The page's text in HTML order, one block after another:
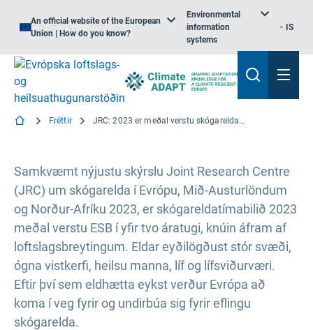
An official website of the European
Union | How do you know?
Environmental
information
systems
IS
Fréttir JRC: 2023 er meðal verstu skógareldaára Evrópu, en 2024 færir smá léttir
Samkvæmt nýjustu skýrslu Joint Research Centre
(JRC) um skógarelda í Evrópu, Mið-Austurlöndum
og Norður-Afríku 2023, er skógareldatímabilið 2023
meðal verstu ESB í yfir tvo áratugi, knúin áfram af
loftslagsbreytingum. Eldar eyðilögðust stór svæði,
ógna vistkerfi, heilsu manna, líf og lífsviðurværi.
Eftir því sem eldhætta eykst verður Evrópa að
koma í veg fyrir og undirbúa sig fyrir eflingu
skógarelda.